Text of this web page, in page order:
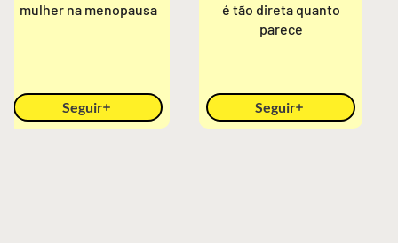
mulher na menopausa
Seguir
é tão direta quanto
parece
Seguir